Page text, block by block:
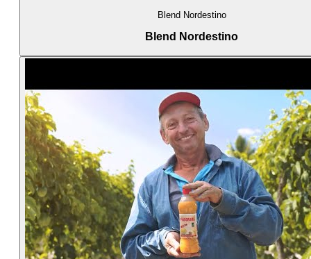
Blend Nordestino
Blend Nordestino